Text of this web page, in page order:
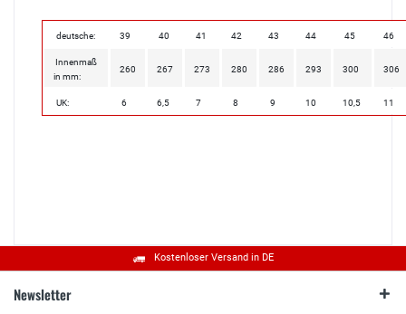
deutsche: 39 40 41 42 43 44 45 46
Innenmaß
in mm:
260 267 273 280 286 293 300 306
UK: 6 6,5 7 8 9 10 10,5 11
Kostenloser Versand in DE
Newsletter